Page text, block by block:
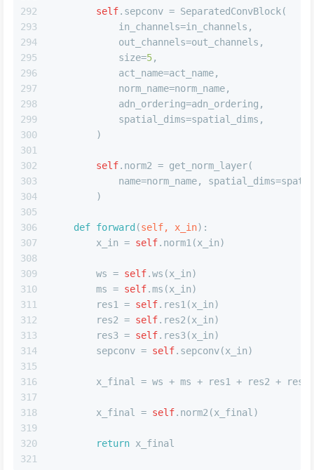
292
293
294
295
296
297
298
299
300
301
302
303
304
305
306
307
308
309
310
311
312
313
314
315
316
317
318
319
320
321
self.sepconv = SeparatedConvBlock(
            in_channels=in_channels,
            out_channels=out_channels,
            size=
5,
            act_name=act_name,
            norm_name=norm_name,
            adn_ordering=adn_ordering,
            spatial_dims=spatial_dims,
        )
self.norm2 = get_norm_layer(
name=norm_name,
        )
def forward (self, x_in):
        x_in =
self.norm1(x_in)
        ws =
self.ws(x_in)
        ms =
self.ms(x_in)
        res1 =
self.res1(x_in)
        res2 =
self.res2(x_in)
        res3 =
self.res3(x_in)
        sepconv =
self.sepconv(x_in)
x_final = ws + ms + res1 + res2 + res3
        x_final =
self.norm2(x_final)
return x_final